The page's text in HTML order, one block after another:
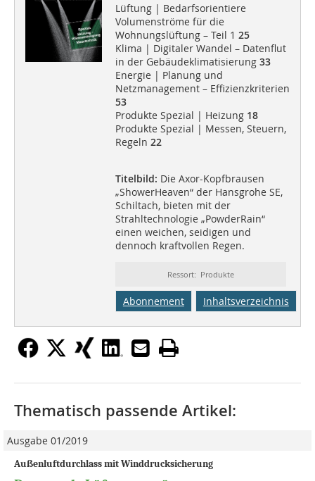
Lüftung | Bedarfsorientiere
Volumenströme für die
Wohnungslüftung – Teil 1 25
Klima | Digitaler Wandel – Datenflut
in der Gebäudeklimatisierung 33
Energie | Planung und
Netzmanagement – Effizienzkriterien
53
Produkte Spezial | Heizung 18
Produkte Spezial | Messen, Steuern,
Regeln 22
Titelbild: Die Axor-Kopfbrausen
„ShowerHeaven“ der Hansgrohe SE,
Schiltach, bieten mit der
Strahltechnologie „PowderRain“
einen weichen, seidigen und
dennoch kraftvollen Regen.
Ressort: Produkte
Abonnement Inhaltsverzeichnis
Thematisch passende Artikel:
Ausgabe 01/2019
Außenluftdurchlass mit Winddrucksicherung